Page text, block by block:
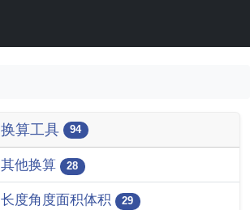
换算工具 94
其他换算 28
长度角度面积体积 29